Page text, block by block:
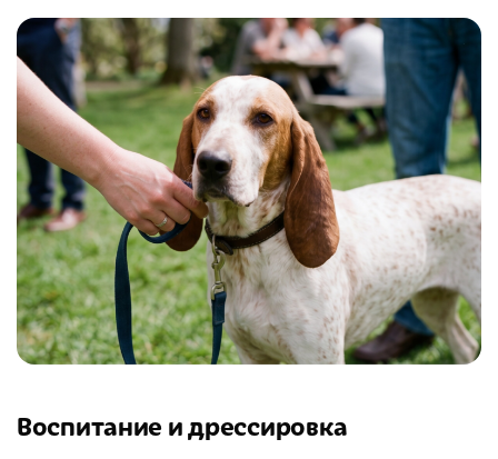
Воспитание и дрессировка